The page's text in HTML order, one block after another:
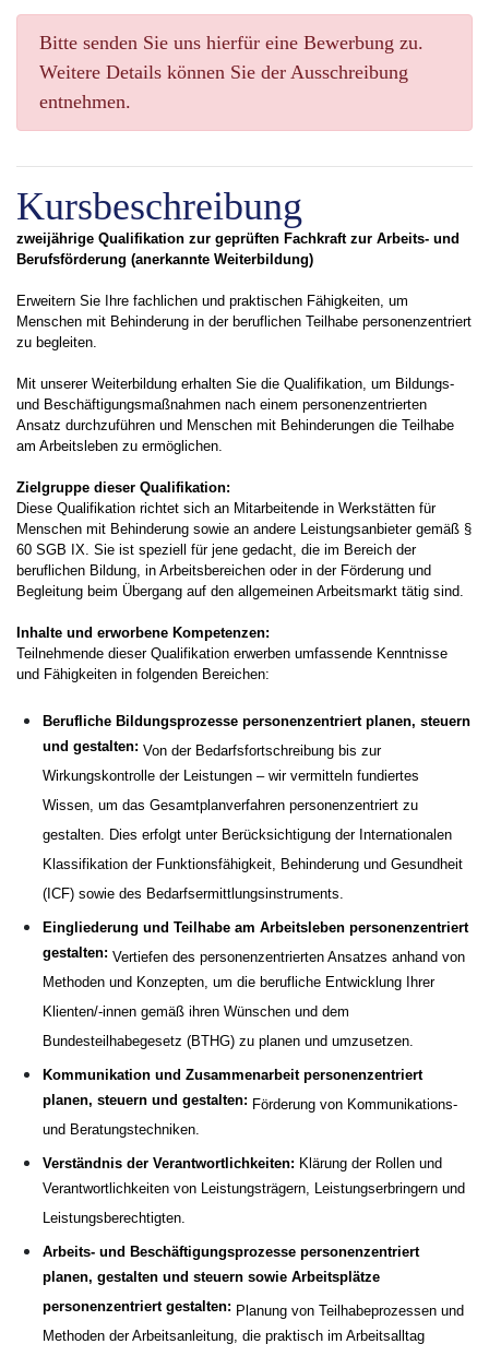
Bitte senden Sie uns hierfür eine Bewerbung zu.
Weitere Details können Sie der Ausschreibung
entnehmen.
Kursbeschreibung
zweijährige Qualifikation zur geprüften Fachkraft zur Arbeits- und
Berufsförderung (anerkannte Weiterbildung)
Erweitern Sie Ihre fachlichen und praktischen Fähigkeiten, um
Menschen mit Behinderung in der beruflichen Teilhabe personenzentriert
zu begleiten.
Mit unserer Weiterbildung erhalten Sie die Qualifikation, um Bildungs-
und Beschäftigungsmaßnahmen nach einem personenzentrierten
Ansatz durchzuführen und Menschen mit Behinderungen die Teilhabe
am Arbeitsleben zu ermöglichen.
Zielgruppe dieser Qualifikation:
Diese Qualifikation richtet sich an Mitarbeitende in Werkstätten für
Menschen mit Behinderung sowie an andere Leistungsanbieter gemäß §
60 SGB IX. Sie ist speziell für jene gedacht, die im Bereich der
beruflichen Bildung, in Arbeitsbereichen oder in der Förderung und
Begleitung beim Übergang auf den allgemeinen Arbeitsmarkt tätig sind.
Inhalte und erworbene Kompetenzen:
Teilnehmende dieser Qualifikation erwerben umfassende Kenntnisse
und Fähigkeiten in folgenden Bereichen:
Berufliche Bildungsprozesse personenzentriert planen, steuern
und gestalten: Von der Bedarfsfortschreibung bis zur
Wirkungskontrolle der Leistungen – wir vermitteln fundiertes
Wissen, um das Gesamtplanverfahren personenzentriert zu
gestalten. Dies erfolgt unter Berücksichtigung der Internationalen
Klassifikation der Funktionsfähigkeit, Behinderung und Gesundheit
(ICF) sowie des Bedarfsermittlungsinstruments.
Eingliederung und Teilhabe am Arbeitsleben personenzentriert
gestalten: Vertiefen des personenzentrierten Ansatzes anhand von
Methoden und Konzepten, um die berufliche Entwicklung Ihrer
Klienten/-innen gemäß ihren Wünschen und dem
Bundesteilhabegesetz (BTHG) zu planen und umzusetzen.
Kommunikation und Zusammenarbeit personenzentriert
planen, steuern und gestalten: Förderung von Kommunikations-
und Beratungstechniken.
Verständnis der Verantwortlichkeiten: Klärung der Rollen und
Verantwortlichkeiten von Leistungsträgern, Leistungserbringern und
Leistungsberechtigten.
Arbeits- und Beschäftigungsprozesse personenzentriert
planen, gestalten und steuern sowie Arbeitsplätze
personenzentriert gestalten: Planung von Teilhabeprozessen und
Methoden der Arbeitsanleitung, die praktisch im Arbeitsalltag